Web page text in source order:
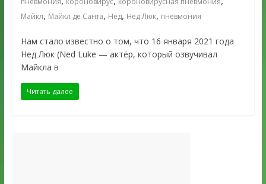
Майкл, Майкл де Санта, Нед, Нед Люк, пневмония
Нам стало известно о том, что 16 января 2021 года
Нед Люк (Ned Luke — актёр, который озвучивал
Майкла в
Читать далее